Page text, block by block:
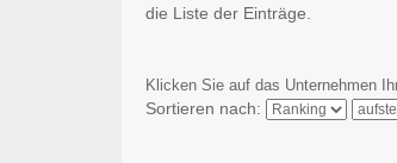
die Liste der Einträge.
Klicken Sie auf das Unternehmen
Sortieren nach: